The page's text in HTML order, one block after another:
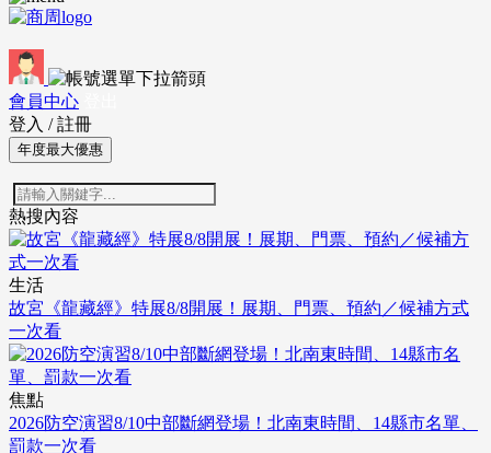
會員中心
登入 / 註冊
年度最大優惠
熱搜內容
生活
故宮《龍藏經》特展8/8開展！展期、門票、預約／候補方式
一次看
焦點
2026防空演習8/10中部斷網登場！北南東時間、14縣市名單、
罰款一次看